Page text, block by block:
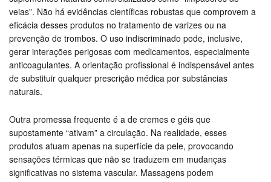
veias”. Não há evidências científicas robustas que comprovem a
eficácia desses produtos no tratamento de varizes ou na
prevenção de trombos. O uso indiscriminado pode, inclusive,
gerar interações perigosas com medicamentos, especialmente
anticoagulantes. A orientação profissional é indispensável antes
de substituir qualquer prescrição médica por substâncias
naturais.
Outra promessa frequente é a de cremes e géis que
supostamente “ativam” a circulação. Na realidade, esses
produtos atuam apenas na superfície da pele, provocando
sensações térmicas que não se traduzem em mudanças
significativas no sistema vascular. Massagens podem